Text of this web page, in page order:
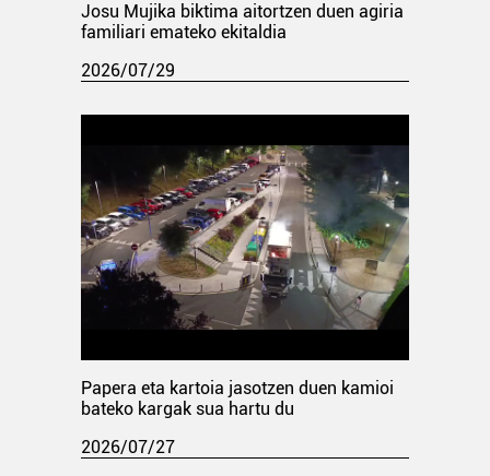
Josu Mujika biktima aitortzen duen agiria
familiari emateko ekitaldia
2026/07/29
Papera eta kartoia jasotzen duen kamioi
bateko kargak sua hartu du
2026/07/27